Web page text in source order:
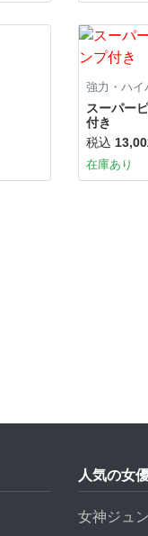
強力・ハイ
スーパー
付き
税込
在庫あり
人気の女
女神ジュン